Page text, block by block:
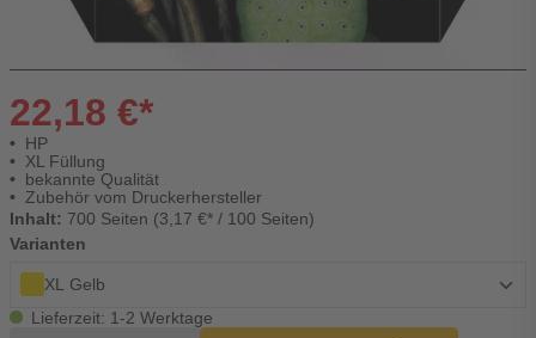
22,18 €*
HP
XL Füllung
bekannte Qualität
Zubehör vom Druckerhersteller
Inhalt: 700 Seiten (3,17 €* / 100 Seiten)
Varianten
XL Gelb
Lieferzeit: 1-2 Werktage